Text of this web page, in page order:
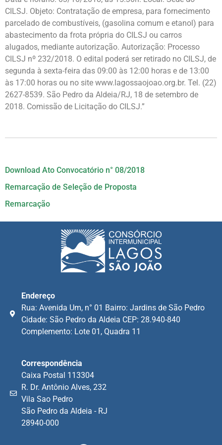
CILSJ. Objeto: Contratação de empresa, para fornecimento
parcelado de combustíveis, (gasolina comum e etanol) para
abastecimento da frota própria do CILSJ ou carros
alugados, mediante autorização. Autorização: Processo
CILSJ nº 232/2018. O edital poderá ser retirado no CILSJ, de
segunda à sexta-feira das 09:00 às 12:00 horas e de 13:00
às 17:00 horas ou no site www.lagossaojoao.org.br. Tel. (22)
2627-8539. São Pedro da Aldeia/RJ, 18 de setembro de
2018. Comissão de Licitação do CILSJ.”
Download Ato Convocatório n° 08/2018
Remarcação de Seleção de Proposta
Remarcação
Endereço
Rua: Avenida Um, n° 01 Bairro: Jardins de São Pedro
Cidade: São Pedro da Aldeia CEP: 28.940-840
Complemento: Lote 01, Quadra 11
Correspondência
Caixa Postal 113304
R. Dr. Antônio Alves, 232
Vila Sao Pedro
São Pedro da Aldeia - RJ
28940-000